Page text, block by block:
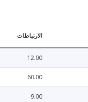
الارتباطات
12.00
60.00
9.00